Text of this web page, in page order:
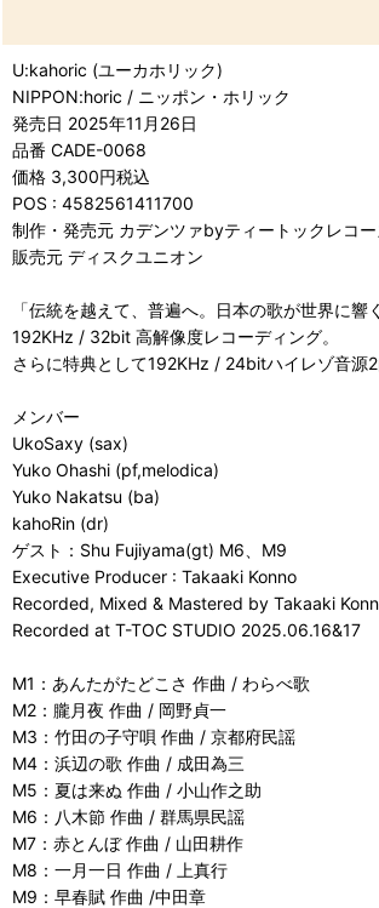
U:kahoric (ユーカホリック)
NIPPON:horic / ニッポン・ホリック
発売日 2025年11月26日
品番 CADE-0068
価格 3,300円税込
POS : 4582561411700
制作・発売元 カデンツァbyティートックレコ
販売元 ディスクユニオン
「伝統を越えて、普遍へ。日本の歌が世界に響
192KHz / 32bit 高解像度レコーディング。
さらに特典として192KHz / 24bitハイレゾ音源
メンバー
UkoSaxy (sax)
Yuko Ohashi (pf,melodica)
Yuko Nakatsu (ba)
kahoRin (dr)
ゲスト：Shu Fujiyama(gt) M6、M9
Executive Producer : Takaaki Konno
Recorded, Mixed & Mastered by Takaaki
Recorded at T-TOC STUDIO 2025.06.16&17
M1：あんたがたどこさ 作曲 / わらべ歌
M2：朧月夜 作曲 / 岡野貞一
M3：竹田の子守唄 作曲 / 京都府民謡
M4：浜辺の歌 作曲 / 成田為三
M5：夏は来ぬ 作曲 / 小山作之助
M6：八木節 作曲 / 群馬県民謡
M7：赤とんぼ 作曲 / 山田耕作
M8：一月一日 作曲 / 上真行
M9：早春賦 作曲 /中田章